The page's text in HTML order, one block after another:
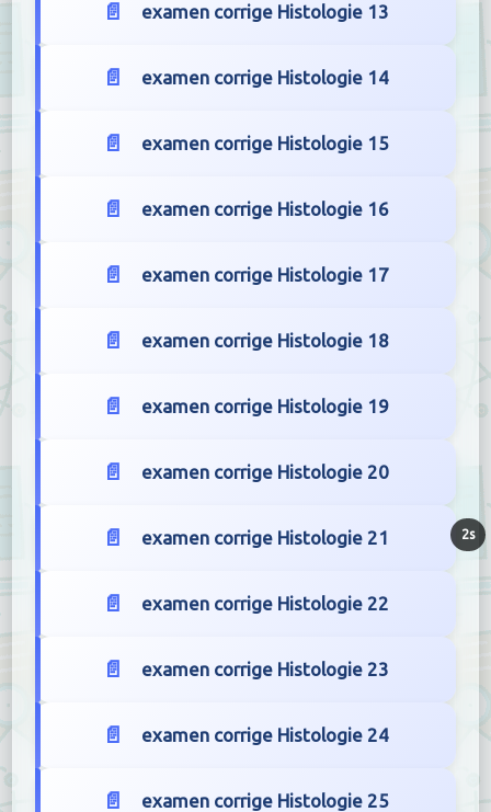
examen corrige Histologie 13
examen corrige Histologie 14
examen corrige Histologie 15
examen corrige Histologie 16
examen corrige Histologie 17
examen corrige Histologie 18
examen corrige Histologie 19
examen corrige Histologie 20
examen corrige Histologie 21
examen corrige Histologie 22
examen corrige Histologie 23
examen corrige Histologie 24
examen corrige Histologie 25
1s